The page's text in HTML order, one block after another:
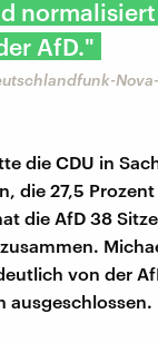
AfD."
die CDU in
die 27,5
die AfD 38
von der
ausgeschlossen.